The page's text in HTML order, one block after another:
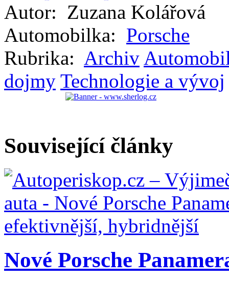
Autor: Zuzana Kolářová
Automobilka: Porsche
Rubrika: Archiv
dojmy Technologie a vývoj
Související články
Nové Porsche